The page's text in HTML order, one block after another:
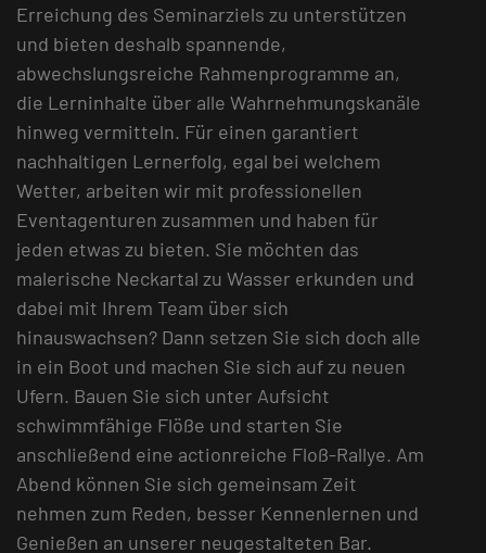
Erreichung des Seminarziels zu unterstützen
und bieten deshalb spannende,
abwechslungsreiche Rahmenprogramme an,
die Lerninhalte über alle Wahrnehmungskanäle
hinweg vermitteln. Für einen garantiert
nachhaltigen Lernerfolg, egal bei welchem
Wetter, arbeiten wir mit professionellen
Eventagenturen zusammen und haben für
jeden etwas zu bieten. Sie möchten das
malerische Neckartal zu Wasser erkunden und
dabei mit Ihrem Team über sich
hinauswachsen? Dann setzen Sie sich doch alle
in ein Boot und machen Sie sich auf zu neuen
Ufern. Bauen Sie sich unter Aufsicht
schwimmfähige Flöße und starten Sie
anschließend eine actionreiche Floß-Rallye. Am
Abend können Sie sich gemeinsam Zeit
nehmen zum Reden, besser Kennenlernen und
Genießen an unserer neugestalteten Bar.